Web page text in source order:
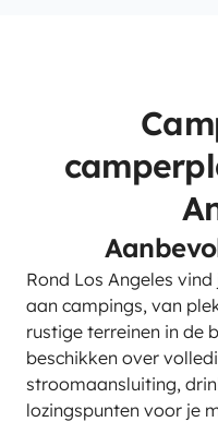
Rond Los Angeles
aan campings, van
rustige terreinen in de
beschikken over
stroomaansluiting,
lozingspunten voor je